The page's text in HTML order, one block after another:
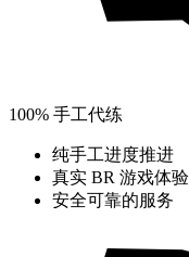
100% 手工代练
纯手工进度推进
真实 BR 游戏体验
安全可靠的服务